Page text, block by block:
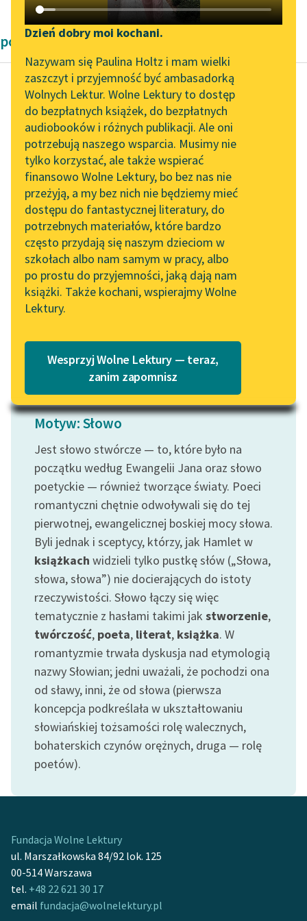
Katalog DAISY
Podkasty o książkach
Zgłoś brak utworu
Aktualności
„Prokurator Alicja Horn”
do słuchania
Byliśmy częścią AI Impact
Lab
Zapraszamy na spotkanie
online z tłumaczkami
literatury skandynawskiej
Spotkanie z Katarzyną
Tunkiel w Oslo
102. lata temu zmarł
Joseph Conrad
Lektury szkolne i klasyka
literatury do słuchania dla
uczennic i uczniów z
niepełnosprawnościami
E-kolekcja lektur
szkolnych i literatury do
słuchania dla uczennic i
uczniów z
niepełnosprawnościami
Feministyczne inspiracje.
Popularyzacja
skandynawskiej literatury
feministycznej
Ręce pełne poezji
Kolekcje edukacyjne
twórców przechodzących
do domeny publicznej,
lektur szkolnych oraz
Starego Testamentu
Odkurzamy bohaterów
Szkoła Poezji Wolnych
Narzędzia
Mapa Wolnych Lektur
Leśmianator
Przewodnik dla piszących i
czytających
API
OAI-PMH
Widget Wolnych Lektur
Przypisy
Katalog w formacie PDF
Kontakt
O projekcie
Zespół
Dzień dobry moi kochani.
Nazywam się Paulina Holtz i mam wielki
zaszczyt i przyjemność być ambasadorką
Wolnych Lektur. Wolne Lektury to dostęp
do bezpłatnych książek, do bezpłatnych
audiobooków i różnych publikacji. Ale oni
potrzebują naszego wsparcia. Musimy nie
tylko korzystać, ale także wspierać
finansowo Wolne Lektury, bo bez nas nie
przeżyją, a my bez nich nie będziemy mieć
dostępu do fantastycznej literatury, do
potrzebnych materiałów, które bardzo
często przydają się naszym dzieciom w
szkołach albo nam samym w pracy, albo
po prostu do przyjemności, jaką dają nam
książki. Także kochani, wspierajmy Wolne
Lektury.
Wesprzyj Wolne Lektury — teraz,
zanim zapomnisz
powieści dla dzieci i młodzieży Edith Nesbit
Edith Nesbit
Poszukiwacze
skarbu
Mam nadzieję, że nie
użyliście siły.
— Tylko „siłę
moralną”! — rzekła
Ala.
Dużo mówiono o sile...
Motyw: Słowo
Jest słowo stwórcze — to, które było na
początku według Ewangelii Jana oraz słowo
poetyckie — również tworzące światy. Poeci
romantyczni chętnie odwoływali się do tej
pierwotnej, ewangelicznej boskiej mocy słowa.
Byli jednak i sceptycy, którzy, jak Hamlet w
książkach widzieli tylko pustkę słów („Słowa,
słowa, słowa”) nie docierających do istoty
rzeczywistości. Słowo łączy się więc
tematycznie z hasłami takimi jak stworzenie,
twórczość, poeta, literat, książka. W
romantyzmie trwała dyskusja nad etymologią
nazwy Słowian; jedni uważali, że pochodzi ona
od sławy, inni, że od słowa (pierwsza
koncepcja podkreślała w ukształtowaniu
słowiańskiej tożsamości rolę walecznych,
bohaterskich czynów orężnych, druga — rolę
poetów).
Fundacja Wolne Lektury
ul. Marszałkowska 84/92 lok. 125
00-514 Warszawa
tel. +48 22 621 30 17
email fundacja@wolnelektury.pl